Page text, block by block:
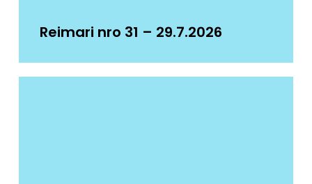
Reimari nro 31 – 29.7.2026